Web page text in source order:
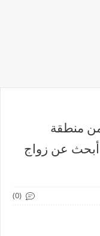
منطقة
أبحث عن زواج
(0)